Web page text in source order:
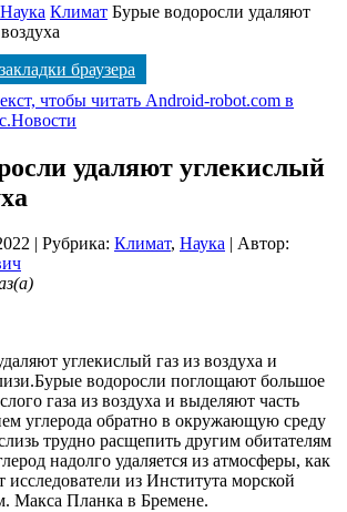
Наука Климат Бурые водоросли удаляют
браузера
чтобы читать Android-robot.com в
удаляют углекислый
| Рубрика: Климат, Наука | Автор:
углекислый газ из воздуха и
водоросли поглощают большое
газа из воздуха и выделяют часть
углерода обратно в окружающую среду
трудно расщепить другим обитателям
надолго удаляется из атмосферы, как
исследователи из Института морской
Макса Планка в Бремене.